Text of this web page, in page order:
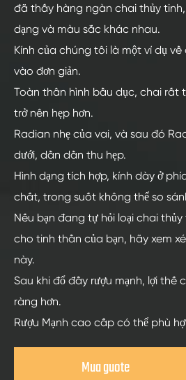
đã thấy hàng ngàn chai thủy
dạng và màu sắc khác nhau.
Kính của chúng tôi là một ví dụ
vào đơn giản.
Toàn thân hình bầu dục, chai rất
trở nên hẹp hơn.
Radian nhẹ của vai, và sau đó
dưới, dần dần thu hẹp.
Hình dạng tích hợp, kính dày ở
chất, trong suốt không thể so
Nếu bạn đang tự hỏi loại chai
cho tinh thần của bạn, hãy xem
này.
Sau khi đổ đầy rượu mạnh, lợi thế
ràng hơn.
Rượu Mạnh cao cấp có thể phù
Mua guote